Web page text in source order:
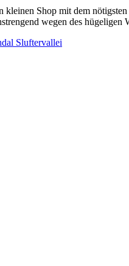
Shop mit dem
wegen des hügeligen
Sluftervallei